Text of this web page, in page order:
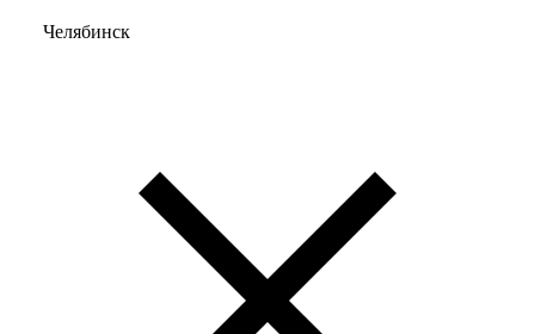
Челябинск